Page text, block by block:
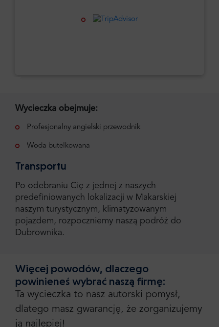
Wycieczka obejmuje:
Profesjonalny angielski przewodnik
Woda butelkowana
Transportu
Po odebraniu Cię z jednej z naszych
predefiniowanych lokalizacji w Makarskiej
naszym turystycznym, klimatyzowanym
pojazdem, rozpoczniemy naszą podróż do
Dubrownika.
Więcej powodów, dlaczego
powinieneś wybrać naszą firmę:
Ta wycieczka to nasz autorski pomysł,
dlatego masz gwarancję, że zorganizujemy
ją najlepiej!